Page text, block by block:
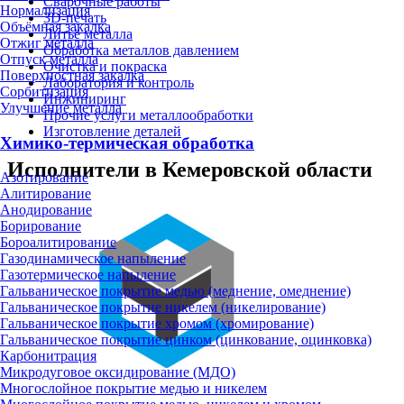
Нормализация
Объёмная закалка
Отжиг металла
Отпуск металла
Поверхностная закалка
Сорбитизация
Улучшение металла
Химико-термическая обработка
Азотирование
Алитирование
Анодирование
Борирование
Бороалитирование
Газодинамическое напыление
Газотермическое напыление
Гальваническое покрытие медью (меднение, омеднение)
Гальваническое покрытие никелем (никелирование)
Гальваническое покрытие хромом (хромирование)
Гальваническое покрытие цинком (цинкование, оцинковка)
Карбонитрация
Микродуговое оксидирование (МДО)
Многослойное покрытие медью и никелем
3D-печать
Литьё металла
Обработка металлов давлением
Очистка и покраска
Лаборатория и контроль
Инжиниринг
Прочие услуги металлообработки
Изготовление деталей
Исполнители в Кемеровской области